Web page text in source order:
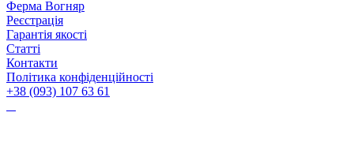
Ферма Вогняр
Реєстрація
Гарантія якості
Статті
Контакти
Політика конфіденційності
+38 (093) 107 63 61